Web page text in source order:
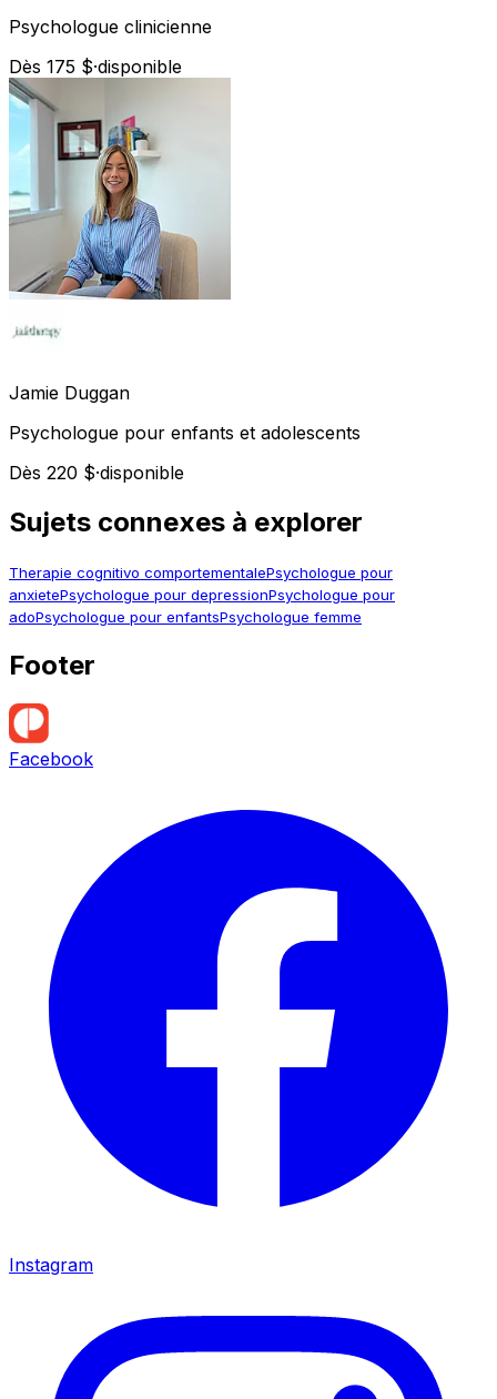
Psychologue clinicienne
Dès 175 $·disponible
Jamie Duggan
Psychologue pour enfants et adolescents
Dès 220 $·disponible
Sujets connexes à explorer
Therapie cognitivo comportementalePsychologue pour
anxietePsychologue pour depressionPsychologue pour
adoPsychologue pour enfantsPsychologue femme
Footer
Facebook
Instagram